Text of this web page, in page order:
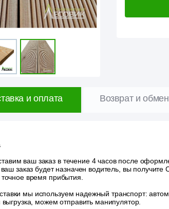
и оплата Возврат и обмен
ваш заказ в течение 4 часов после
ваш заказ будет назначен водитель, вы
время прибытия.
мы используем надежный транспорт:
выгрузка, можем отправить манипулятор.